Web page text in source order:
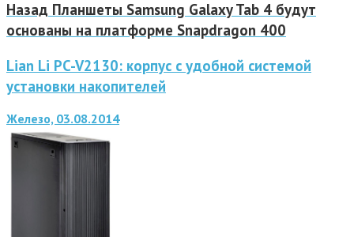
Назад Планшеты Samsung Galaxy Tab 4 будут
основаны на платформе Snapdragon 400
Lian Li PC-V2130: корпус с удобной системой
установки накопителей
Железо, 03.08.2014